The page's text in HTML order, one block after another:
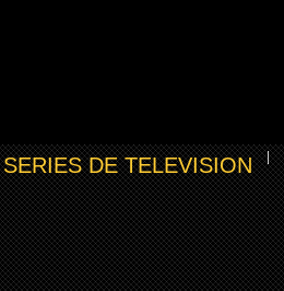
SERIES DE TELEVISION